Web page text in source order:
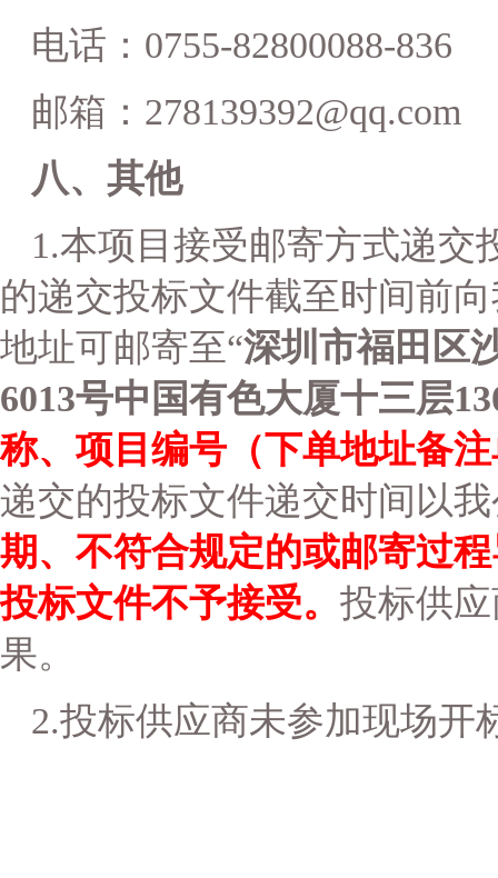
电话：0755-82800088-836
邮箱：278139392@qq.com
八、其他
1.本项目接受邮寄方式递交
的递交投标文件截至时间前
地址可邮寄至“深圳市福田区
6013号中国有色大厦十三层
称、项目编号 （下单地址备
递交的投标文件递交时间以
期、不符合规定的或邮寄过
投标文件不予接受。 投标供
果。
2.投标供应商未参加现场开